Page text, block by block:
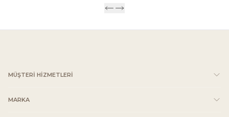
MÜŞTERİ HİZMETLERİ
MARKA